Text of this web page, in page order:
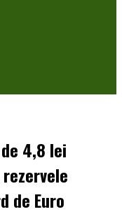
4,8 lei
de Euro